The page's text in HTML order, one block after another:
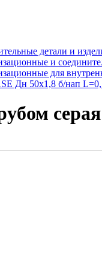
детали и
и
для
Дн 50х1,8 б/нап